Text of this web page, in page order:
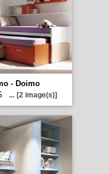
- Doimo
... [2 image(s)]